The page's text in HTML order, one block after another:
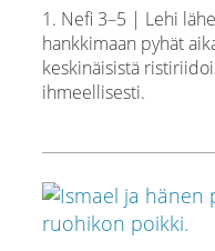
1. Nefi 3–5 | Lehi
hankkimaan pyhät
keskinäisistä
ihmeellisesti.